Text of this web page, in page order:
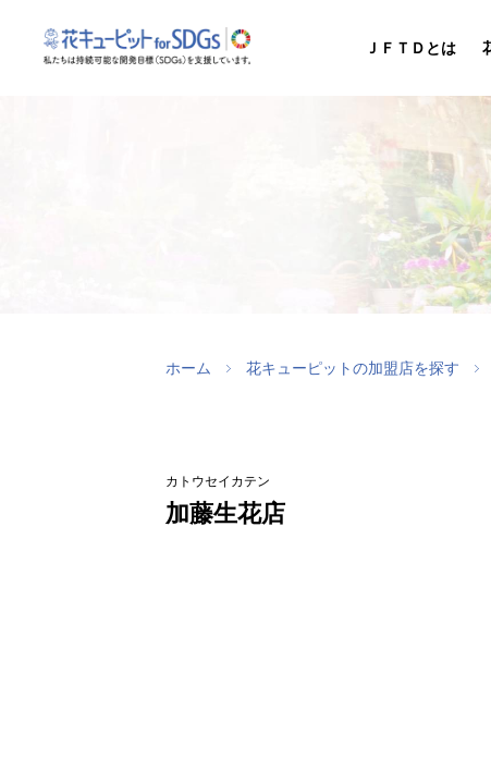
ＪＦＴＤとは
ホーム 花キューピットの加盟店を探す
カトウセイカテン
加藤生花店